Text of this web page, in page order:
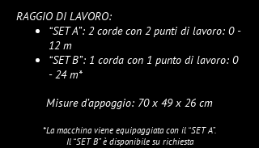
RAGGIO DI LAVORO:
“SET A”: 2 corde con 2 punti di lavoro: 0 -
12 m
“SET B”: 1 corda con 1 punto di lavoro: 0
- 24 m*
Misure d’appoggio: 70 x 49 x 26 cm
*La macchina viene equipaggiata con il “SET A”.
Il “SET B” è disponibile su richiesta